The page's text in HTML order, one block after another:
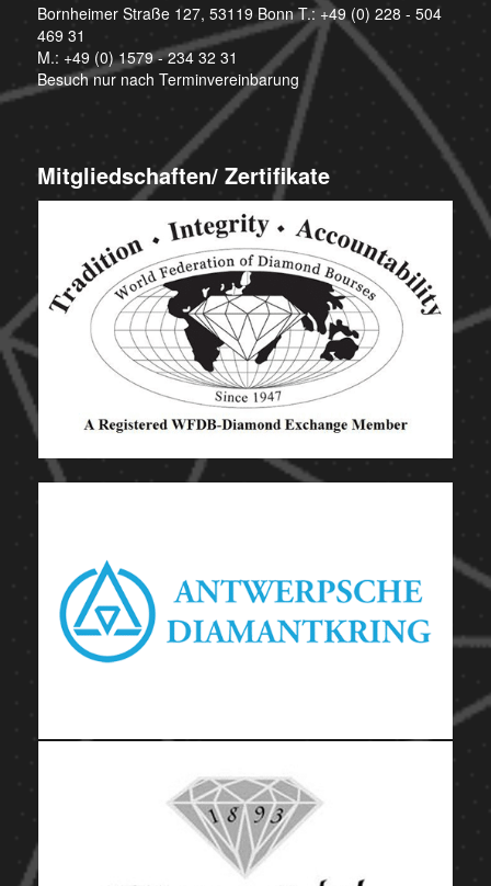
Bornheimer Straße 127, 53119 Bonn T.:+49 (0) 228 - 504
469 31
M.: +49 (0) 1579 - 234 32 31
Besuch nur nach Terminvereinbarung
Mitgliedschaften/ Zertifikate